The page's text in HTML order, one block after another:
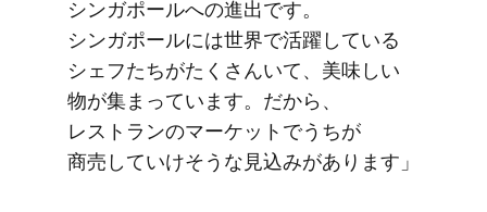
シンガポールへの​進出です。​
シンガポールには​世界で​活躍している​
シェフたちがたくさんいて、​美味しい​
物が​集まっています。​だから、​
レストランの​マーケットで​うちが​
商売していけそうな​見込みが​あります」